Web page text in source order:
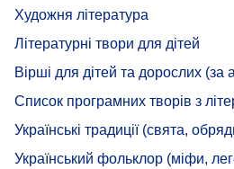
Художня література
Літературні твори для дітей
Вірші для дітей та дорослих
Список програмних творів з
Українські традиції (свята,
Український фольклор (міфи,